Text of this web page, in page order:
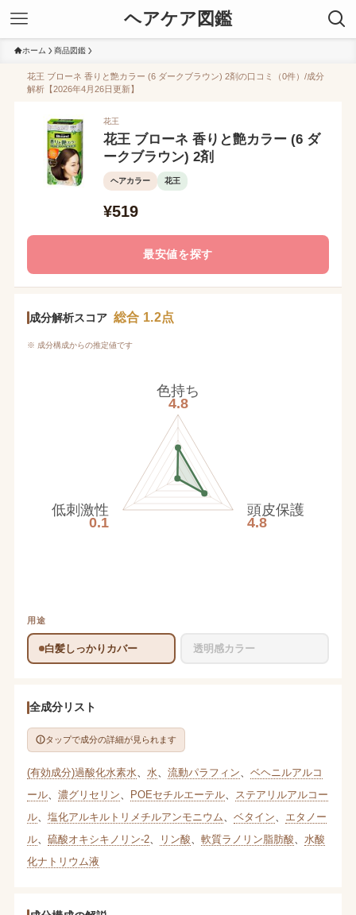
ヘアケア図鑑
ホーム 商品図鑑
花王 ブローネ 香りと艶カラー (6 ダークブラウン) 2剤の口コミ（0件）/成分
解析【2026年4月26日更新】
花王
花王 ブローネ 香りと艶カラー (6 ダ
ークブラウン) 2剤
ヘアカラー 花王
¥519
最安値を探す
成分解析スコア 総合 1.2点
※ 成分構成からの推定値です
色持ち
4.8
頭皮保護
4.8
低刺激性
0.1
用途
白髪しっかりカバー 透明感カラー
全成分リスト
タップで成分の詳細が見られます
(有効成分)過酸化水素水 水 流動パラフィン
ベヘニルアルコ
ール、 濃グリセリン POEセチルエーテル、
ステアリルアルコー
ル、 塩化アルキルトリメチルアンモニウム ベタイン
エタノー
ル、 硫酸オキシキノリン-2、 リン酸 軟質ラノリン脂肪酸
水酸
化ナトリウム液